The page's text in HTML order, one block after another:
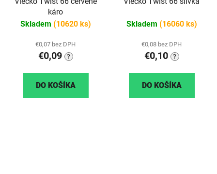
káro
Skladem (10620 ks)
€0,07 bez DPH
€0,09 ?
DO KOŠÍKA
Skladem (16060 ks)
€0,08 bez DPH
€0,10 ?
DO KOŠÍKA